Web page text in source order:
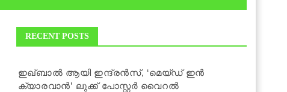
RECENT POSTS
ഇഖ്ബാല്‍ ആയി ഇന്ദ്രന്‍സ്, ‘മെയ്ഡ് ഇൻ
ക്യാരവാൻ’ ലുക്ക് പോസ്റ്റര്‍ വൈറല്‍